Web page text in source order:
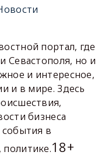
портал, где
Севастополя, но и
и интересное,
и в мире. Здесь
бизнеса
в
политике.18+